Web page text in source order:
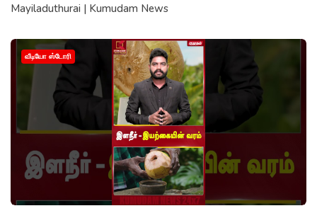
Mayiladuthurai | Kumudam News
வீடியோ ஸ்டோரி